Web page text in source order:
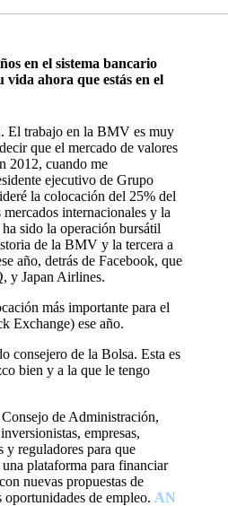
en el sistema bancario
vida ahora que estás en el
El trabajo en la BMV es muy
que el mercado de valores
2012, cuando me
ejecutivo de Grupo
la colocación del 25% del
internacionales y la
sido la operación bursátil
de la BMV y la tercera a
año, detrás de Facebook, que
y Japan Airlines.
más importante para el
Exchange) ese año.
consejero de la Bolsa. Esta es
bien y a la que le tengo
de Administración,
empresas,
y reguladores para que
plataforma para financiar
nuevas propuestas de
oportunidades de empleo. AN